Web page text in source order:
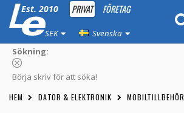
Est. 2010 PRIVAT FÖRETAG
SEK Svenska
Sökning:
Börja skriv för att söka!
HEM DATOR & ELEKTRONIK MOBILTILLBEHÖR